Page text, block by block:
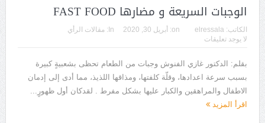
الوجبات السريعة و مضارها FAST FOOD
الكاتب: elressala
on: أبريل 30, 2020 In: مقالات الرأي
لا يوجد تعليقات
بقلم: الدكتور غازي الفنوش وجبات من الطعام تحظى بشعبيةٍ كبيرة
بسبب سرعة اعدادها، وقلّة كلفتها، ومذاقها اللذيذ، مما أدى إلى إدمان
الاطفال والمراهقين والكبار عليها بشكل مفرط . لقدكان أول ظهورٍ...
اقرأ المزيد